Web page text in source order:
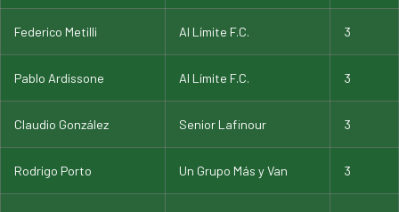
Federico Metilli Al Límite F.C. 3
Pablo Ardissone Al Límite F.C. 3
Claudio González Senior Lafinour 3
Rodrigo Porto Un Grupo Más y Van 3